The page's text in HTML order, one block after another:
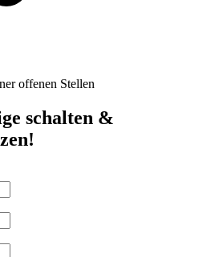
offenen Stellen
schalten &